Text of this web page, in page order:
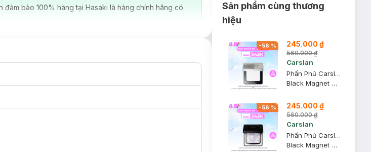
bảo 100% hàng tại Hasaki là hàng chính hãng có
Sản phẩm cùng thương
hiệu
-56 % 245.000 ₫
560.000 ₫
Carslan
Phấn Phủ Carslan Dạng Nén Kiềm Dầu Màu Trong Suốt 8g
Black Magnet Soft Focus Powder 2.0
-56 % 245.000 ₫
560.000 ₫
Carslan
Phấn Phủ Carslan Dạng Nén Bản Thường Màu Tím 8g
Black Magnet Soft Focus Powder 2.0 - 01 Light Purple